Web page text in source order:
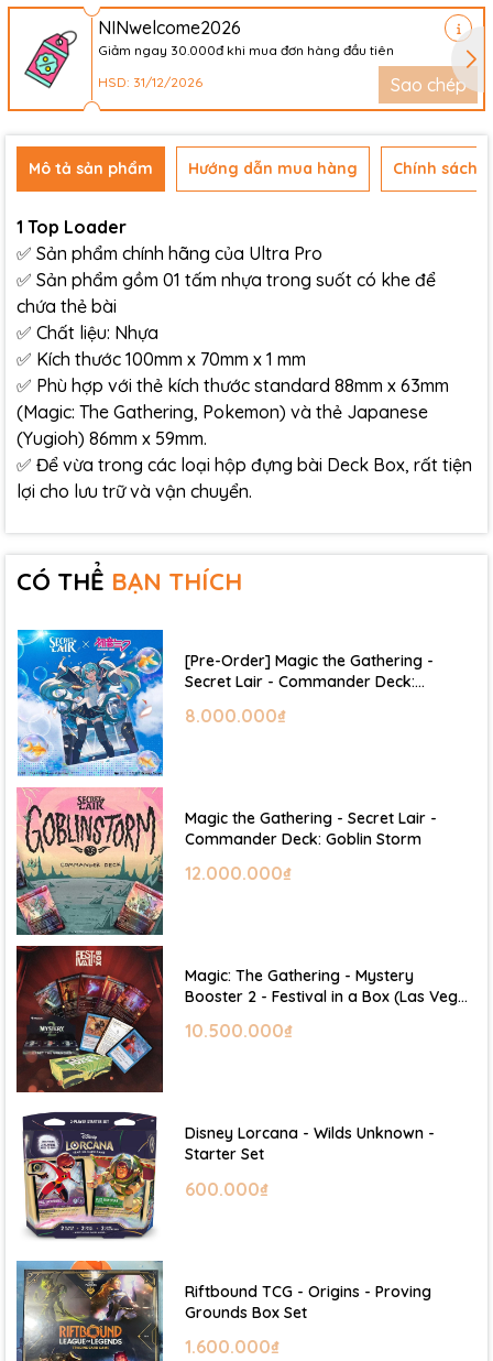
NINwelcome2026
Giảm ngay 30.000đ khi mua đơn hàng đầu tiên
HSD: 31/12/2026
Sao chép
Mô tả sản phẩm Hướng dẫn mua hàng Chính sách
1 Top Loader
✅ Sản phẩm chính hãng của Ultra Pro
✅ Sản phẩm gồm 01 tấm nhựa trong suốt có khe để
chứa thẻ bài
✅ Chất liệu: Nhựa
✅ Kích thước 100mm x 70mm x 1 mm
✅ Phù hợp với thẻ kích thước standard 88mm x 63mm
(Magic: The Gathering, Pokemon) và thẻ Japanese
(Yugioh) 86mm x 59mm.
✅ Để vừa trong các loại hộp đựng bài Deck Box, rất tiện
lợi cho lưu trữ và vận chuyển.
CÓ THỂ BẠN THÍCH
[Pre-Order] Magic the Gathering -
Secret Lair - Commander Deck:
8.000.000₫
Magic the Gathering - Secret Lair -
Commander Deck: Goblin Storm
12.000.000₫
Magic: The Gathering - Mystery
Booster 2 - Festival in a Box (Las Vegas
10.500.000₫
Disney Lorcana - Wilds Unknown -
Starter Set
600.000₫
Riftbound TCG - Origins - Proving
Grounds Box Set
1.600.000₫